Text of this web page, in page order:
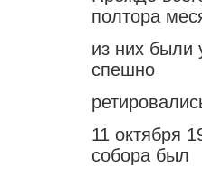
полтора
из них были
спешно
11 октября
собора был